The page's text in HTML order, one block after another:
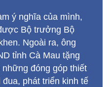
ý nghĩa của mình,
Bộ trưởng Bộ
Ngoài ra, ông
tỉnh Cà Mau tặng
đóng góp thiết
phát triển kinh tế